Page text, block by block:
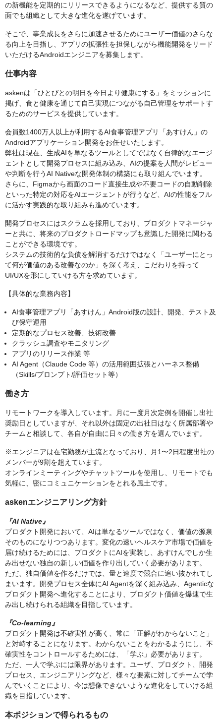
の新機能を定期的にリリースできるようになるなど、提供する質の
面でも組織として大きな進化を遂げています。
そこで、事業成長をさらに加速させるためにユーザー価値のさらな
る向上を目指し、アプリの拡張性を担保しながら機能開発をリード
いただけるAndroidエンジニアを募集します。
仕事内容
askenは「ひとびとの明日を今日より健康にする」をミッションに
掲げ、食と健康を通じて自己実現につながる自己管理をサポートす
るためのサービスを提供しています。
会員数1400万人以上が利用するAI食事管理アプリ「あすけん」の
Androidアプリケーション開発をお任せいたします。
弊社は現在、生成AIを単なるツールとしてではなく自律的なエージ
ェントとして開発プロセスに組み込み、AIの提案を人間がレビュー
や判断を行うAI Nativeな開発体制の構築にも取り組んでいます。
さらに、Figmaから画面のコード直接生成や不要コードの自動削除
といった特定の対応をAIエージェントが行うなど、AIの性能をフル
に活かす実践的な取り組みも進めています。
開発プロセスにはスクラムを採用しており、プロダクトマネージャ
ーと共に、将来のプロダクトロードマップも意識した開発に関わる
ことができる環境です。
システムの技術的な負債を解消するだけではなく「ユーザーにとっ
て何が価値のある改善なのか」を深く考え、こだわりを持って
UI/UXを形にしていける方を求めています。
【具体的な業務内容】
AI食事管理アプリ「あすけん」Android版の設計、開発、テスト及
び保守運用
定期的なプロセス改善、技術改善
クラッシュ調査やモニタリング
アプリのリリース作業 等
AI Agent（Claude Code 等）の活用範囲拡張とハーネス整備
（Skills/プロンプト/評価セット等）
働き方
リモートワークを導入しています。月に一度月次定例を開催し出社
奨励日としていますが、それ以外は固定の出社日はなく所属部署や
チームと相談して、各自が自由に日々の働き方を選んでいます。
※エンジニアは在宅勤務が主流となっており、月1〜2日程度出社の
メンバーが9割を超えています。
オンラインミーティングやチャットツールを使用し、リモートでも
気軽に、密にコミュニケーションをとれる風土です。
askenエンジニアリング方針
『AI Native』
プロダクト開発において、AIは単なるツールではなく、価値の源泉
そのものになりつつあります。変化の速いヘルスケア市場で価値を
届け続けるためには、プロダクトにAIを実装し、あすけんでしか生
み出せない独自の新しい価値を作り出していく必要があります。
ただ、独自価値を作るだけでは、量と速度で競合に追い抜かれてし
まいます。開発プロセス全体にAI Agentを深く組み込み、Agenticな
プロダクト開発へ進化することにより、プロダクト価値を爆速で生
み出し続けられる組織を目指しています。
『Co-learning』
プロダクト開発は不確実性が高く、常に「正解がわからないこと」
と対峙することになります。わからないことをわかるようにし、不
確実性をコントロールするためには、「学ぶ」必要があります。
ただ、一人で学ぶには限界があります。ユーザ、プロダクト、開発
プロセス、エンジニアリングなど、様々な要素に対してチームで学
んでいくことにより、今は想像できないような進化をしていける組
織を目指しています。
本ポジションで得られるもの